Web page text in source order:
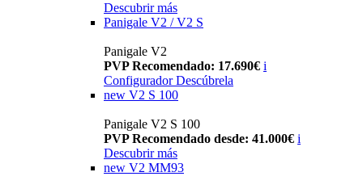
Descubrir más
Panigale V2 / V2 S
Panigale V2
PVP Recomendado: 17.690€ i
Configurador Descúbrela
new V2 S 100
Panigale V2 S 100
PVP Recomendado desde: 41.000€ i
Descubrir más
new V2 MM93